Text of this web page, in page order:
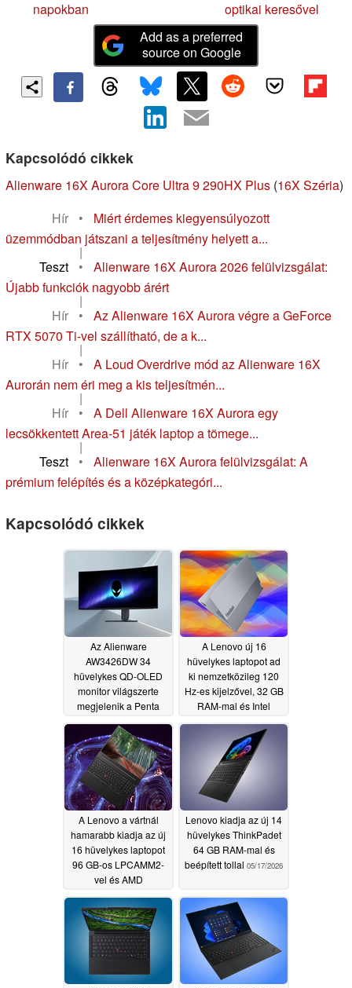
napokban
optikai keresővel
Add as a preferred
source on Google
Kapcsolódó cikkek
Alienware 16X Aurora Core Ultra 9 290HX Plus (16X Széria)
Hír
•
Miért érdemes kiegyensúlyozott
üzemmódban játszani a teljesítmény helyett a...
|
Teszt
•
Alienware 16X Aurora 2026 felülvizsgálat:
Újabb funkciók nagyobb árért
|
Hír
•
Az Alienware 16X Aurora végre a GeForce
RTX 5070 Ti-vel szállítható, de a k...
|
Hír
•
A Loud Overdrive mód az Alienware 16X
Aurorán nem éri meg a kis teljesítmén...
|
Hír
•
A Dell Alienware 16X Aurora egy
lecsökkentett Area-51 játék laptop a tömege...
|
Teszt
•
Alienware 16X Aurora felülvizsgálat: A
prémium felépítés és a középkategóri...
Kapcsolódó cikkek
Az Alienware
AW3426DW 34
hüvelykes QD-OLED
monitor világszerte
megjelenik a Penta
07/09/2026
A Lenovo új 16
hüvelykes laptopot ad
ki nemzetközileg 120
Hz-es kijelzővel, 32 GB
RAM-mal és Intel
05/19/2026
A Lenovo a vártnál
hamarabb kiadja az új
16 hüvelykes laptopot
96 GB-os LPCAMM2-
vel és AMD
05/18/2026
Lenovo kiadja az új 14
hüvelykes ThinkPadet
64 GB RAM-mal és
beépített tollal 05/17/2026